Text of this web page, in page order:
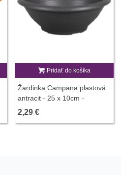
Pridať do košíka
Žardinka Campana plastová
antracit - 25 x 10cm -
pestovateľské pomôcky - 1 ks
2,29 €